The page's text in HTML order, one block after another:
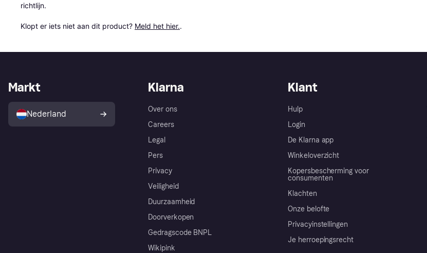
richtlijn.
Klopt er iets niet aan dit product? Meld het hier..
Klarna
Over ons
Careers
Legal
Pers
Privacy
Veiligheid
Duurzaamheid
Doorverkopen
Gedragscode BNPL
Wikipink
Klant
Hulp
Login
De Klarna app
Winkeloverzicht
Kopersbescherming voor
consumenten
Klachten
Onze belofte
Privacyinstellingen
Je herroepingsrecht
Markt
Nederland